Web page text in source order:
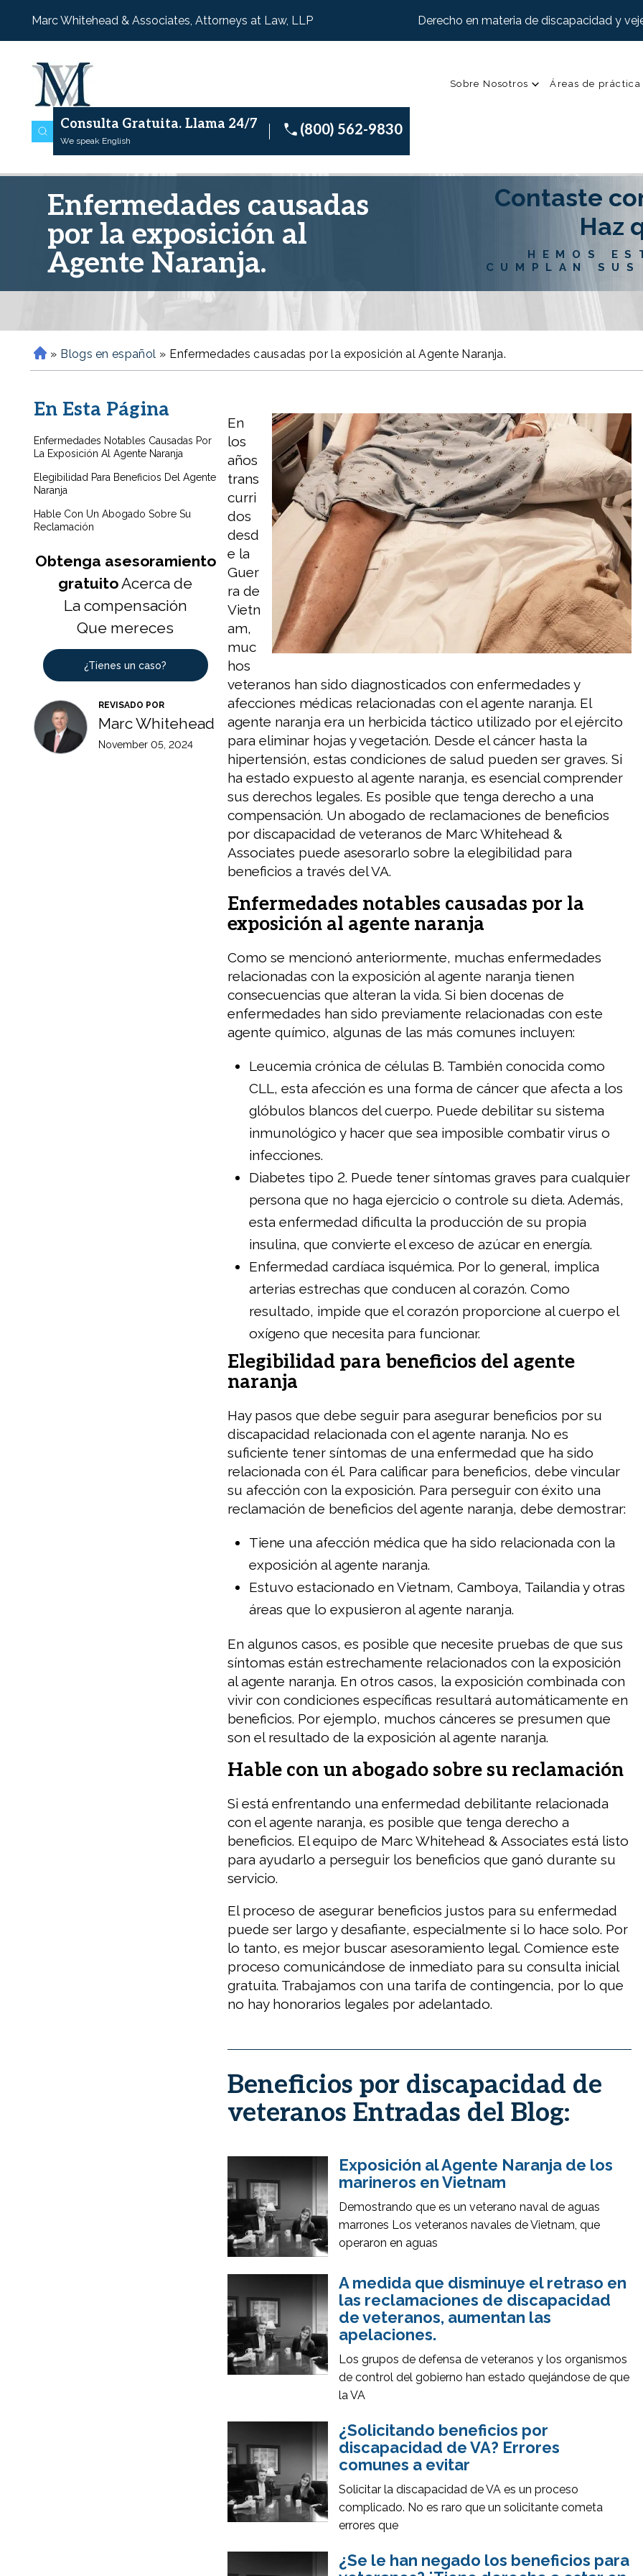
Marc Whitehead & Associates, Attorneys at Law, LLP Derecho en materia de discapacidad y
Sobre Nosotros Áreas de práctica
Consulta Gratuita. Llama 24/7
We speak English
(800) 562-9830
Enfermedades causadas
por la exposición al
Agente Naranja.
Contaste
Haz
HEMOS
CUMPLAN
H
o
e
» Blogs en español » Enfermedades causadas por la exposición al Agente Naranja.
En Esta Página
Enfermedades Notables Causadas Por
La Exposición Al Agente Naranja
Elegibilidad Para Beneficios Del Agente
Naranja
Hable Con Un Abogado Sobre Su
Reclamación
Obtenga asesoramiento
gratuitoAcerca de
La compensación
Que mereces
¿Tienes un caso?
REVISADO POR
Marc Whitehead
November 05, 2024
En
los
años
trans
curri
dos
desd
e la
Guer
ra de
Vietn
am,
muc
hos
veteranos han sido diagnosticados con enfermedades y
afecciones médicas relacionadas con el agente naranja. El
agente naranja era un herbicida táctico utilizado por el ejército
para eliminar hojas y vegetación. Desde el cáncer hasta la
hipertensión, estas condiciones de salud pueden ser graves. Si
ha estado expuesto al agente naranja, es esencial comprender
sus derechos legales. Es posible que tenga derecho a una
compensación. Un abogado de reclamaciones de beneficios
por discapacidad de veteranos de Marc Whitehead &
Associates puede asesorarlo sobre la elegibilidad para
beneficios a través del VA.
Enfermedades notables causadas por la
exposición al agente naranja
Como se mencionó anteriormente, muchas enfermedades
relacionadas con la exposición al agente naranja tienen
consecuencias que alteran la vida. Si bien docenas de
enfermedades han sido previamente relacionadas con este
agente químico, algunas de las más comunes incluyen:
Leucemia crónica de células B. También conocida como
CLL, esta afección es una forma de cáncer que afecta a los
glóbulos blancos del cuerpo. Puede debilitar su sistema
inmunológico y hacer que sea imposible combatir virus o
infecciones.
Diabetes tipo 2. Puede tener síntomas graves para cualquier
persona que no haga ejercicio o controle su dieta. Además,
esta enfermedad dificulta la producción de su propia
insulina, que convierte el exceso de azúcar en energía.
Enfermedad cardíaca isquémica. Por lo general, implica
arterias estrechas que conducen al corazón. Como
resultado, impide que el corazón proporcione al cuerpo el
oxígeno que necesita para funcionar.
Elegibilidad para beneficios del agente
naranja
Hay pasos que debe seguir para asegurar beneficios por su
discapacidad relacionada con el agente naranja. No es
suficiente tener síntomas de una enfermedad que ha sido
relacionada con él. Para calificar para beneficios, debe vincular
su afección con la exposición. Para perseguir con éxito una
reclamación de beneficios del agente naranja, debe demostrar:
Tiene una afección médica que ha sido relacionada con la
exposición al agente naranja.
Estuvo estacionado en Vietnam, Camboya, Tailandia y otras
áreas que lo expusieron al agente naranja.
En algunos casos, es posible que necesite pruebas de que sus
síntomas están estrechamente relacionados con la exposición
al agente naranja. En otros casos, la exposición combinada con
vivir con condiciones específicas resultará automáticamente en
beneficios. Por ejemplo, muchos cánceres se presumen que
son el resultado de la exposición al agente naranja.
Hable con un abogado sobre su reclamación
Si está enfrentando una enfermedad debilitante relacionada
con el agente naranja, es posible que tenga derecho a
beneficios. El equipo de Marc Whitehead & Associates está listo
para ayudarlo a perseguir los beneficios que ganó durante su
servicio.
El proceso de asegurar beneficios justos para su enfermedad
puede ser largo y desafiante, especialmente si lo hace solo. Por
lo tanto, es mejor buscar asesoramiento legal. Comience este
proceso comunicándose de inmediato para su consulta inicial
gratuita. Trabajamos con una tarifa de contingencia, por lo que
no hay honorarios legales por adelantado.
Beneficios por discapacidad de
veteranos Entradas del Blog:
Exposición al Agente Naranja de los
marineros en Vietnam
Demostrando que es un veterano naval de aguas
marrones Los veteranos navales de Vietnam, que
operaron en aguas
A medida que disminuye el retraso en
las reclamaciones de discapacidad
de veteranos, aumentan las
apelaciones.
Los grupos de defensa de veteranos y los organismos
de control del gobierno han estado quejándose de que
la VA
¿Solicitando beneficios por
discapacidad de VA? Errores
comunes a evitar
Solicitar la discapacidad de VA es un proceso
complicado. No es raro que un solicitante cometa
errores que
¿Se le han negado los beneficios para